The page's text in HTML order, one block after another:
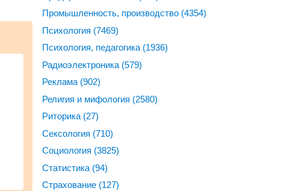
Промышленность, производство (4354)
Психология (7469)
Психология, педагогика (1936)
Радиоэлектроника (579)
Реклама (902)
Религия и мифология (2580)
Риторика (27)
Сексология (710)
Социология (3825)
Статистика (94)
Страхование (127)